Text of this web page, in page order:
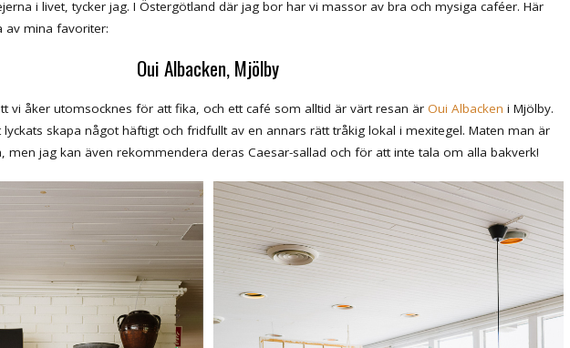
i livet, tycker jag. I Östergötland där jag bor har vi massor av bra och mysiga caféer. Här
av mina favoriter:
Oui Albacken, Mjölby
vi åker utomsocknes för att fika, och ett café som alltid är värt resan är Oui Albacken i Mjölby.
skapa något häftigt och fridfullt av en annars rätt tråkig lokal i mexitegel. Maten man är
men jag kan även rekommendera deras Caesar-sallad och för att inte tala om alla bakverk!